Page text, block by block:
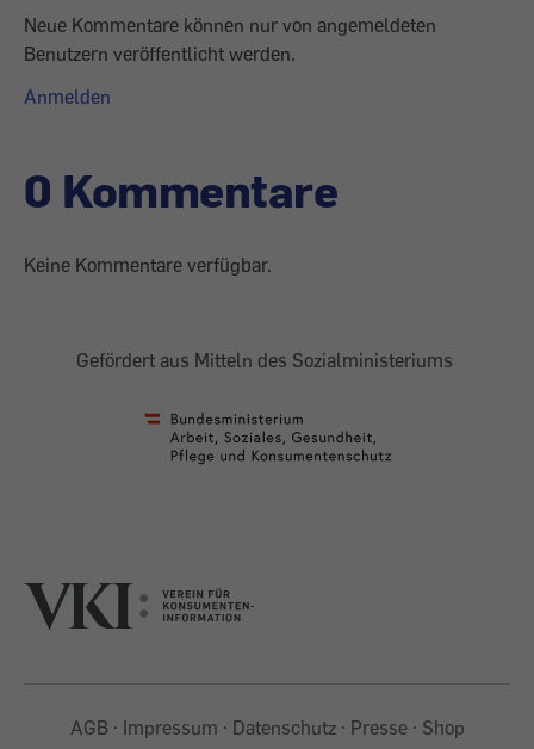
Neue Kommentare können nur von angemeldeten
Benutzern veröffentlicht werden.
Anmelden
0 Kommentare
Keine Kommentare verfügbar.
Gefördert aus Mitteln des Sozialministeriums
AGB Impressum Datenschutz Presse
Shop